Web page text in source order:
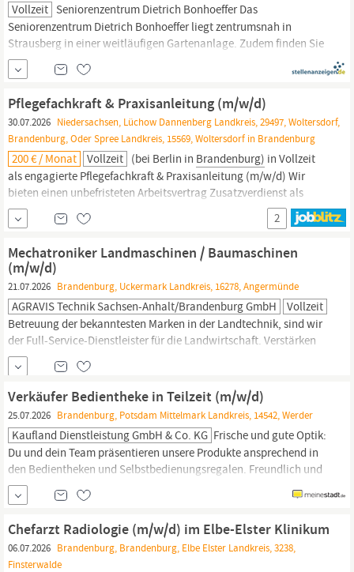
Vollzeit Seniorenzentrum Dietrich Bonhoeffer Das
Seniorenzentrum Dietrich Bonhoeffer liegt zentrumsnah in
Strausberg in einer weitläufigen Gartenanlage. Zudem finden Sie
in wenigen Gehminuten den Straussee und vielfältige
Einkaufsmöglichkeiten.
Wir sind in das Gemeindeleben voll
eingebunden, das jährliche Stephanus-Fest ist eines der
Highlights und gute...
Pflegefachkraft & Praxisanleitung (m/w/d)
30.07.2026 Niedersachsen, Lüchow Dannenberg Landkreis, 29497, Woltersdorf,
Brandenburg, Oder Spree Landkreis, 15569, Woltersdorf in Brandenburg
200 € / Monat Vollzeit (bei Berlin in Brandenburg) in Vollzeit
als engagierte Pflegefachkraft & Praxisanleitung (m/w/d) Wir
bieten einen unbefristeten Arbeitsvertrag Zusatzverdienst als
Praxisanleitung von 200 €/Monat ein neues eigenes Entgeltsystem
nach dem Tariftreuegesetz und belohnen besonderes Engagement
durch attraktive Zulagen zahlreiche Zusatzleistungen z. B....
2
Mechatroniker Landmaschinen / Baumaschinen
(m/w/d)
21.07.2026 Brandenburg, Uckermark Landkreis, 16278, Angermünde
AGRAVIS Technik Sachsen-Anhalt/Brandenburg GmbH
Vollzeit
Betreuung der bekanntesten Marken in der Landtechnik, sind wir
der Full-Service-Dienstleister für die Landwirtschaft. Verstärken
Sie das Team der AGRAVIS Technik Sachsen-Anhalt/
GmbH, zum nächstmöglichen Zeitpunkt, als Mechatroniker
(m/w/d) am Standort Angermünde. Sie suchen eine Position, in
der Sie Ihre Leidenschaft
Verkäufer Bedientheke in Teilzeit (m/w/d)
25.07.2026 Brandenburg, Potsdam Mittelmark Landkreis, 14542, Werder
Kaufland Dienstleistung GmbH & Co. KG Frische und gute Optik:
Du und dein Team präsentieren unsere Produkte ansprechend in
den Bedientheken und Selbstbedienungsregalen. Freundlich und
kompetent: Du berätst unsere Kunden bei ihrem
Bedientheke. Dein Organisationstalent ist unschlagbar: Die
sorgfältig platzierten Produkte begeistern unsere Kunden.
Chefarzt Radiologie (m/w/d) im Elbe-Elster Klinikum
06.07.2026 Brandenburg, Brandenburg, Elbe Elster Landkreis, 3238,
Finsterwalde